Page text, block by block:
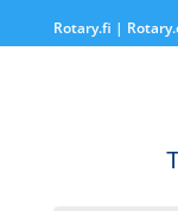
Rotary.fi |